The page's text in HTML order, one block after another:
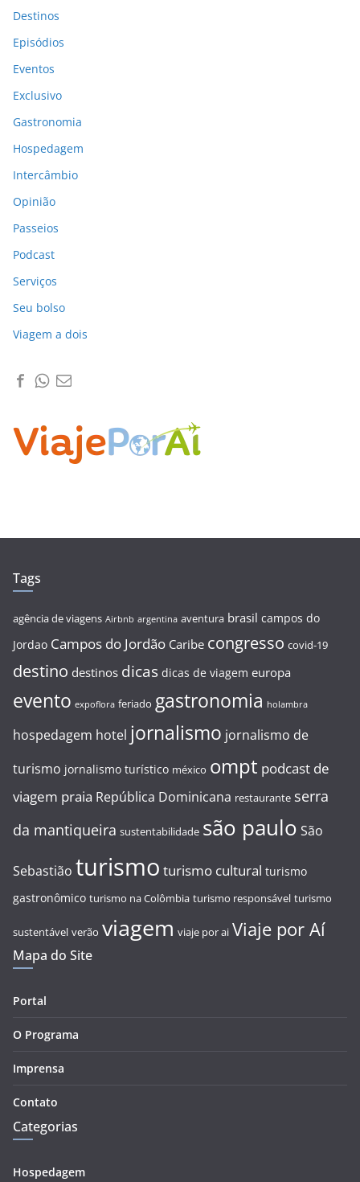
Destinos
Episódios
Eventos
Exclusivo
Gastronomia
Hospedagem
Intercâmbio
Opinião
Passeios
Podcast
Serviços
Seu bolso
Viagem a dois
Tags
agência de viagens Airbnb argentina aventura brasil campos do
Jordao Campos do Jordão Caribe congresso covid-19
destino destinos dicas dicas de viagem europa
evento expoflora feriado gastronomia holambra
hospedagem hotel jornalismo jornalismo de
turismo jornalismo turístico méxico ompt podcast de
viagem praia República Dominicana restaurante serra
da mantiqueira sustentabilidade são paulo São
Sebastião turismo turismo cultural turismo
gastronômico turismo na Colômbia turismo responsável turismo
sustentável verão viagem viaje por ai Viaje por Aí
Mapa do Site
Portal
O Programa
Imprensa
Contato
Categorias
Hospedagem